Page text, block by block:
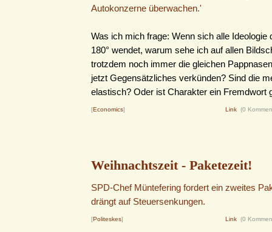
Autokonzerne überwachen.'
Was ich mich frage: Wenn sich alle Ideologie
180° wendet, warum sehe ich auf allen
trotzdem noch immer die gleichen
jetzt Gegensätzliches verkünden? Sind die
elastisch? Oder ist Charakter ein Fremdwort
[Economics] Link (0
Weihnachtszeit - Paketezeit!
SPD-Chef Müntefering fordert ein zweites
drängt auf Steuersenkungen.
[Politeskes] Link (0